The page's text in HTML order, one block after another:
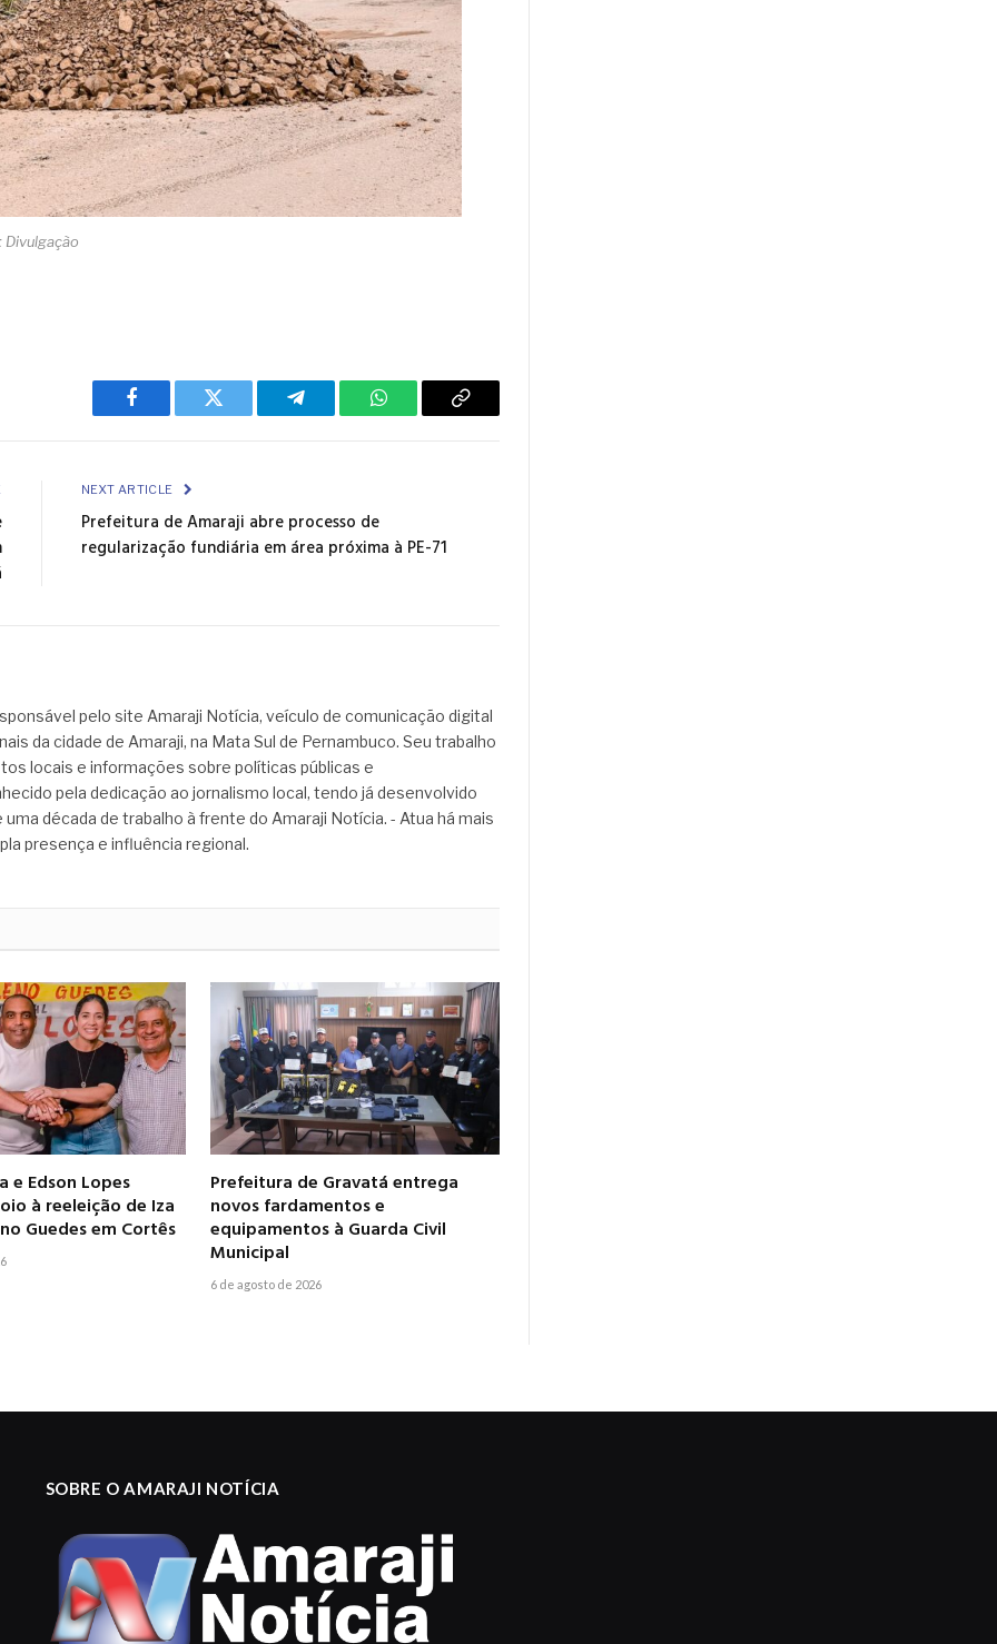
Divulgação
Facebook Twitter Telegram WhatsAppCopy
NEXT ARTICLE
Prefeitura de Amaraji abre processo de
regularização fundiária em área próxima à PE-71
pelo site Amaraji Notícia, veículo de comunicação digital
da cidade de Amaraji, na Mata Sul de Pernambuco. Seu trabalho
locais e informações sobre políticas públicas e
pela dedicação ao jornalismo local, tendo já desenvolvido
década de trabalho à frente do Amaraji Notícia. - Atua há mais
presença e influência regional.
e Edson Lopes
à reeleição de Iza
Guedes em Cortês
Prefeitura de Gravatá entrega
novos fardamentos e
equipamentos à Guarda Civil
Municipal
6 de agosto de 2026
SOBRE O AMARAJI NOTÍCIA